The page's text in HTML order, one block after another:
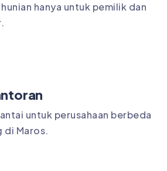
hanya untuk pemilik dan
untuk perusahaan berbeda
di Maros.